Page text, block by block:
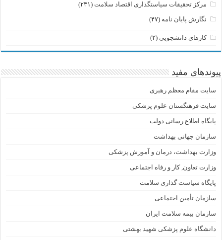
مرکز تحقیقات سیاستگذاری اقتصاد سلامت (۲۳۱)
نگارش پایان نامه (۴۷)
کارهای دانشجویی (۲)
پیوندهای مفید
سایت مقام معظم رهبری
سایت فرهنگستان علوم پزشکی
پایگاه اطلاع رسانی دولت
سازمان جهانی بهداشت
وزارت بهداشت، درمان و آموزش پزشکی
وزارت تعاون, کار و رفاه اجتماعی
پایگاه سیاست گذاری سلامت
سازمان تأمین اجتماعی
سازمان بیمه سلامت ایران
دانشگاه علوم پزشکی شهید بهشتی